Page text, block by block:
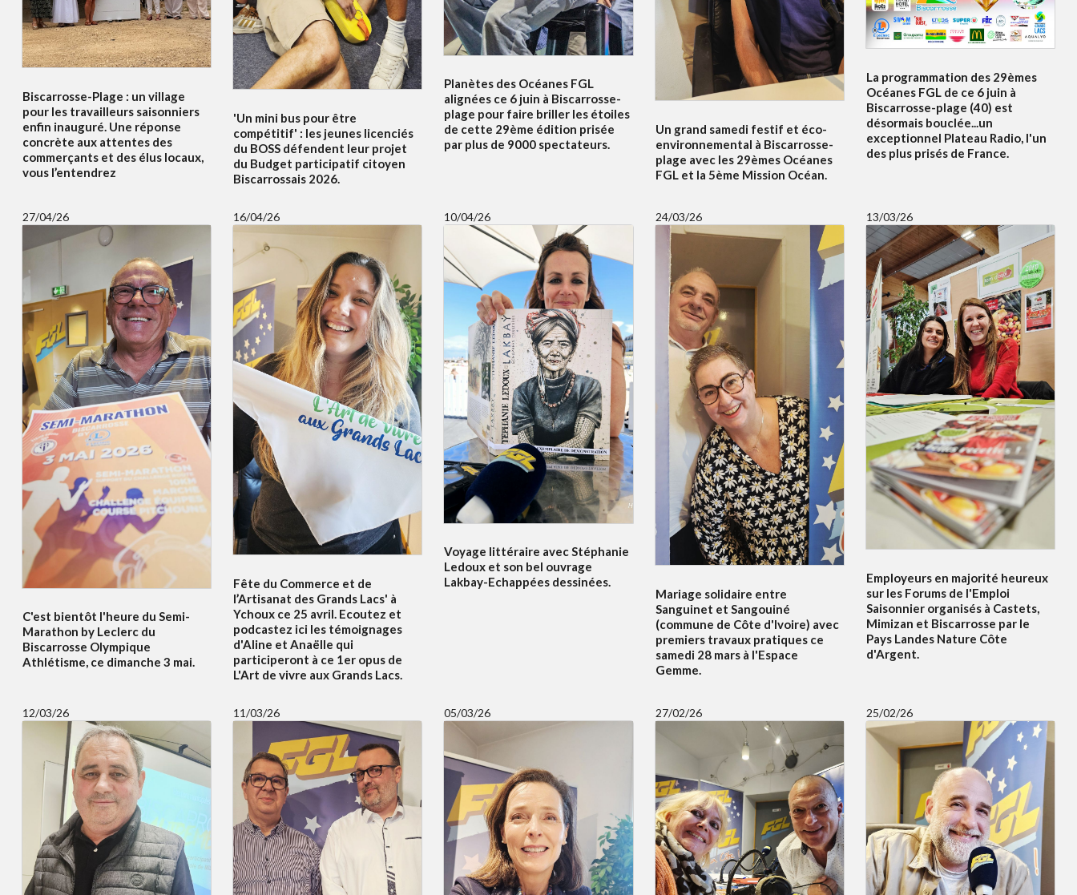
Biscarrosse-Plage : un village
pour les travailleurs saisonniers
enfin inauguré. Une réponse
concrète aux attentes des
commerçants et des élus locaux,
vous l’entendrez
'Un mini bus pour être
compétitif' : les jeunes licenciés
du BOSS défendent leur projet
du Budget participatif citoyen
Biscarrossais 2026.
Planètes des Océanes FGL
alignées ce 6 juin à Biscarrosse-
plage pour faire briller les étoiles
de cette 29ème édition prisée
par plus de 9000 spectateurs.
Un grand samedi festif et éco-
environnemental à Biscarrosse-
plage avec les 29èmes Océanes
FGL et la 5ème Mission Océan.
La programmation des 29èmes
Océanes FGL de ce 6 juin à
Biscarrosse-plage (40) est
désormais bouclée...un
exceptionnel Plateau Radio, l'un
des plus prisés de France.
27/04/26
C'est bientôt l'heure du Semi-
Marathon by Leclerc du
Biscarrosse Olympique
Athlétisme, ce dimanche 3 mai.
16/04/26
Fête du Commerce et de
l’Artisanat des Grands Lacs' à
Ychoux ce 25 avril. Ecoutez et
podcastez ici les témoignages
d'Aline et Anaëlle qui
participeront à ce 1er opus de
L'Art de vivre aux Grands Lacs.
10/04/26
Voyage littéraire avec Stéphanie
Ledoux et son bel ouvrage
Lakbay-Echappées dessinées.
24/03/26
Mariage solidaire entre
Sanguinet et Sangouiné
(commune de Côte d'Ivoire) avec
premiers travaux pratiques ce
samedi 28 mars à l'Espace
Gemme.
13/03/26
Employeurs en majorité heureux
sur les Forums de l'Emploi
Saisonnier organisés à Castets,
Mimizan et Biscarrosse par le
Pays Landes Nature Côte
d'Argent.
12/03/26 11/03/26 05/03/26 27/02/26 25/02/26